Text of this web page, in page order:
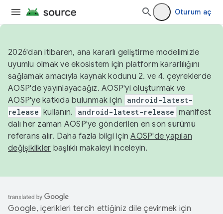
Oturum aç
2026'dan itibaren, ana kararlı geliştirme modelimizle
uyumlu olmak ve ekosistem için platform kararlılığını
sağlamak amacıyla kaynak kodunu 2. ve 4. çeyreklerde
AOSP'de yayınlayacağız. AOSP'yi oluşturmak ve
AOSP'ye katkıda bulunmak için
android-latest-
release kullanın. android-latest-release manifest
dalı her zaman AOSP'ye gönderilen en son sürümü
referans alır. Daha fazla bilgi içinAOSP'de yapılan
değişiklikler başlıklı makaleyi inceleyin.
Google, içerikleri tercih ettiğiniz dile çevirmek için